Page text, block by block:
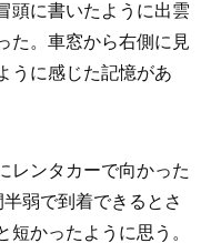
頭に書いたように出雲
た。車窓から右側に見
うに感じた記憶があ
レンタカーで向かった
弱で到着できるとさ
かったように思う。